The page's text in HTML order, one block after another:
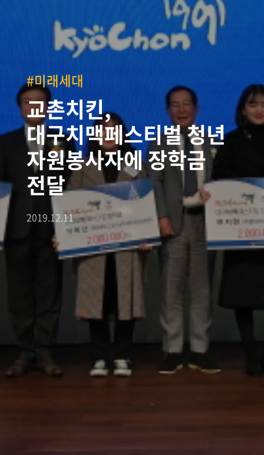
#미래세대
교촌치킨,
대구치맥페스티벌 청년
자원봉사자에 장학금
전달
2019.12.11